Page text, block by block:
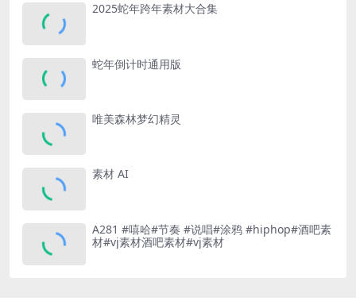
2025蛇年跨年素材大合集
蛇年倒计时通用版
唯美森林梦幻精灵
素材 AI
A281 #嘻哈#节奏 #说唱#涂鸦 #hiphop#酒吧素
材#vj素材酒吧素材#vj素材